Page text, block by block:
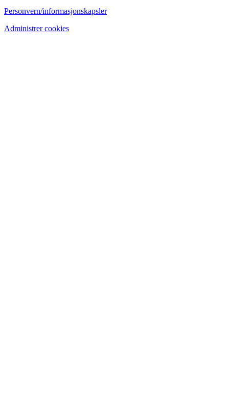
Personvern/informasjonskapsler
Administrer cookies